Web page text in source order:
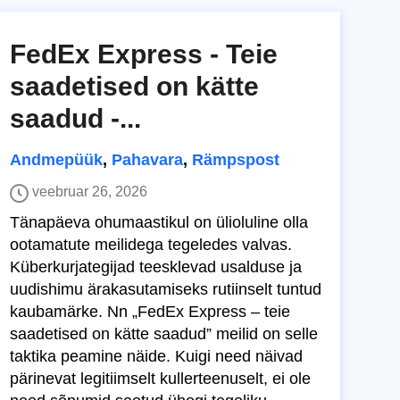
FedEx Express - Teie
saadetised on kätte
saadud -...
Andmepüük, Pahavara, Rämpspost
veebruar 26, 2026
Tänapäeva ohumaastikul on ülioluline olla
ootamatute meilidega tegeledes valvas.
Küberkurjategijad teesklevad usalduse ja
uudishimu ärakasutamiseks rutiinselt tuntud
kaubamärke. Nn „FedEx Express – teie
saadetised on kätte saadud” meilid on selle
taktika peamine näide. Kuigi need näivad
pärinevat legitiimselt kullerteenuselt, ei ole